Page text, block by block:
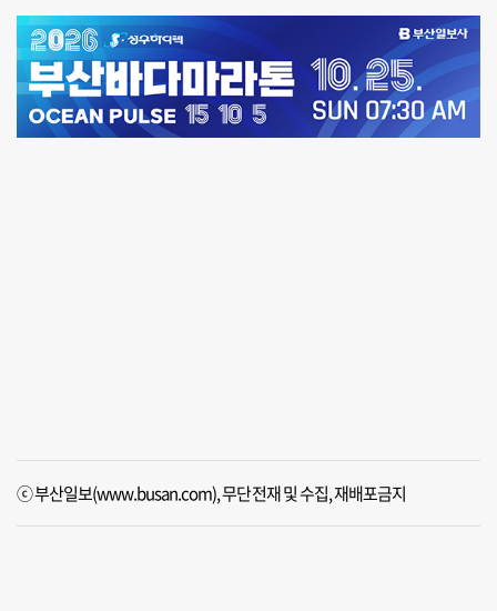
ⓒ 부산일보(www.busan.com), 무단전재 및 수집, 재배포금지